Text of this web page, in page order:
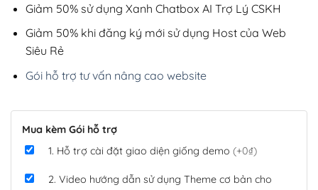
Giảm 50% sử dụng Xanh Chatbox AI Trợ Lý CSKH
Giảm 50% khi đăng ký mới sử dụng Host của Web
Siêu Rẻ
Gói hỗ trợ tư vấn nâng cao website
Mua kèm Gói hỗ trợ
1. Hỗ trợ cài đặt giao diện giống demo (+0₫)
2. Video hướng dẫn sử dụng Theme cơ bản cho